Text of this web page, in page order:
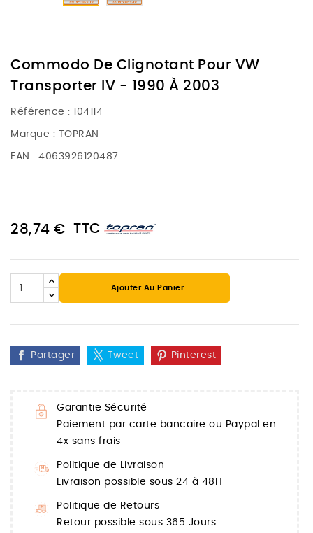
Commodo De Clignotant Pour VW
Transporter IV - 1990 À 2003
Référence : 104114
Marque : TOPRAN
EAN : 4063926120487
28,74 € TTC
Ajouter Au Panier
Partager Tweet Pinterest
Garantie Sécurité
Paiement par carte bancaire ou Paypal en
4x sans frais
Politique de Livraison
Livraison possible sous 24 à 48H
Politique de Retours
Retour possible sous 365 Jours